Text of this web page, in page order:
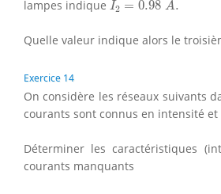
lampes indique I2 = 0.98 A.
Quelle valeur indique alors le
Exercice 14
On considère les réseaux suivants
courants sont connus en intensité et
Déterminer les caractéristiques
courants manquants